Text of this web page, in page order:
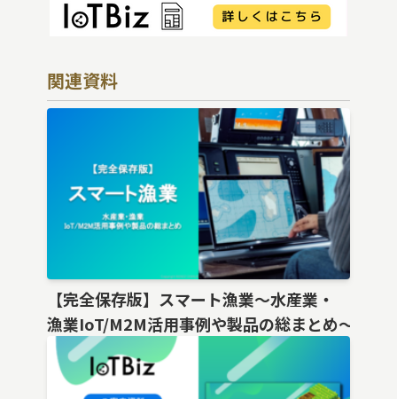
関連資料
【完全保存版】スマート漁業〜水産業・
漁業IoT/M2M活用事例や製品の総まとめ〜